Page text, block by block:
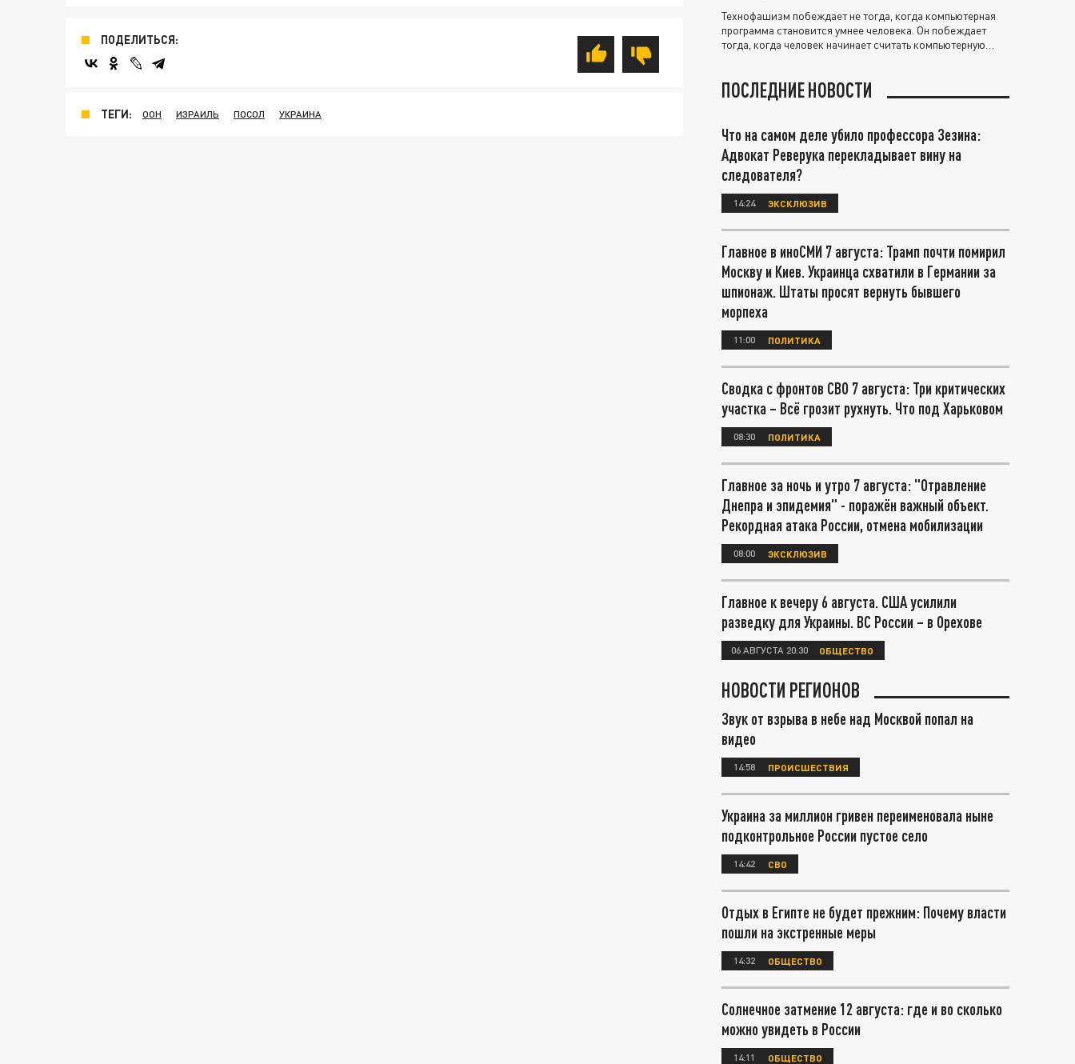
ПОДЕЛИТЬСЯ:
ТЕГИ: ООН ИЗРАИЛЬ ПОСОЛ УКРАИНА
Технофашизм побеждает не тогда, когда компьютерная
программа становится умнее человека. Он побеждает
тогда, когда человек начинает считать компьютерную
ПОСЛЕДНИЕ НОВОСТИ
Что на самом деле убило профессора Зезина:
Адвокат Реверука перекладывает вину на
следователя?
14:24 ЭКСКЛЮЗИВ
Главное в иноСМИ 7 августа: Трамп почти помирил
Москву и Киев. Украинца схватили в Германии за
шпионаж. Штаты просят вернуть бывшего
морпеха
11:00 ПОЛИТИКА
Сводка с фронтов СВО 7 августа: Три критических
участка – Всё грозит рухнуть. Что под Харьковом
08:30 ПОЛИТИКА
Главное за ночь и утро 7 августа: "Отравление
Днепра и эпидемия" - поражён важный объект.
Рекордная атака России, отмена мобилизации
08:00 ЭКСКЛЮЗИВ
Главное к вечеру 6 августа. США усилили
разведку для Украины. ВС России – в Орехове
06 АВГУСТА 20:30 ОБЩЕСТВО
НОВОСТИ РЕГИОНОВ
Звук от взрыва в небе над Москвой попал на
видео
14:58 ПРОИСШЕСТВИЯ
Украина за миллион гривен переименовала ныне
подконтрольное России пустое село
14:42 СВО
Отдых в Египте не будет прежним: Почему власти
пошли на экстренные меры
14:32 ОБЩЕСТВО
Солнечное затмение 12 августа: где и во сколько
можно увидеть в России
14:11 ОБЩЕСТВО